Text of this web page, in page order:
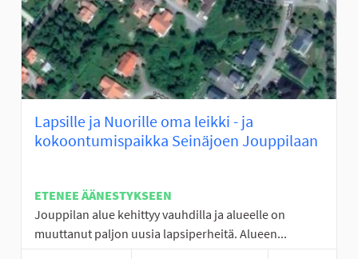
Lapsille ja Nuorille oma leikki - ja
kokoontumispaikka Seinäjoen Jouppilaan
ETENEE ÄÄNESTYKSEEN
Jouppilan alue kehittyy vauhdilla ja alueelle on
muuttanut paljon uusia lapsiperheitä. Alueen...